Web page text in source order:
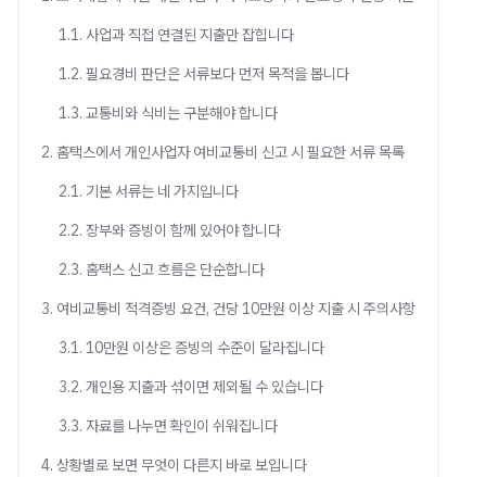
1.1. 사업과 직접 연결된 지출만 잡힙니다
1.2. 필요경비 판단은 서류보다 먼저 목적을 봅니다
1.3. 교통비와 식비는 구분해야 합니다
2. 홈택스에서 개인사업자 여비교통비 신고 시 필요한 서류 목록
2.1. 기본 서류는 네 가지입니다
2.2. 장부와 증빙이 함께 있어야 합니다
2.3. 홈택스 신고 흐름은 단순합니다
3. 여비교통비 적격증빙 요건, 건당 10만원 이상 지출 시 주의사항
3.1. 10만원 이상은 증빙의 수준이 달라집니다
3.2. 개인용 지출과 섞이면 제외될 수 있습니다
3.3. 자료를 나누면 확인이 쉬워집니다
4. 상황별로 보면 무엇이 다른지 바로 보입니다